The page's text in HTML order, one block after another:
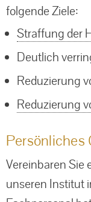
folgende Ziele:
Straffung der
Deutlich
Reduzierung
Reduzierung
Persönliches
Vereinbaren Sie
unseren Institut